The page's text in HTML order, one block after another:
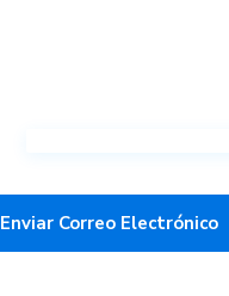
Enviar Correo Electrónico